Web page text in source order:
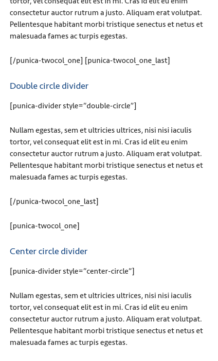
consectetur auctor rutrum a justo. Aliquam erat volutpat.
Pellentesque habitant morbi tristique senectus et netus et
malesuada fames ac turpis egestas.
[/punica-twocol_one] [punica-twocol_one_last]
Double circle divider
[punica-divider style=”double-circle”]
Nullam egestas, sem et ultricies ultrices, nisi nisi iaculis
tortor, vel consequat elit est in mi. Cras id elit eu enim
consectetur auctor rutrum a justo. Aliquam erat volutpat.
Pellentesque habitant morbi tristique senectus et netus et
malesuada fames ac turpis egestas.
[/punica-twocol_one_last]
[punica-twocol_one]
Center circle divider
[punica-divider style=”center-circle”]
Nullam egestas, sem et ultricies ultrices, nisi nisi iaculis
tortor, vel consequat elit est in mi. Cras id elit eu enim
consectetur auctor rutrum a justo. Aliquam erat volutpat.
Pellentesque habitant morbi tristique senectus et netus et
malesuada fames ac turpis egestas.